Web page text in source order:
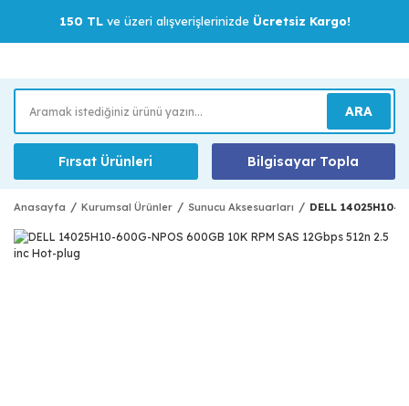
150 TLve üzeri alışverişlerinizde Ücretsiz Kargo!
ARA
Fırsat Ürünleri Bilgisayar Topla
Anasayfa Kurumsal Ürünler Sunucu Aksesuarları DELL 14025H10-